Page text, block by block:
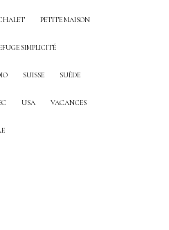
PETITE MAISON
SIMPLICITÉ
SUISSE SUÈDE
USA VACANCES